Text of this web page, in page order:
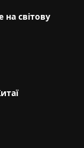
світову